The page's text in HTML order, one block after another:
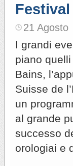
21 Agosto
I grandi
piano
Bains,
Suisse de
un
al grande
successo
orologiai e